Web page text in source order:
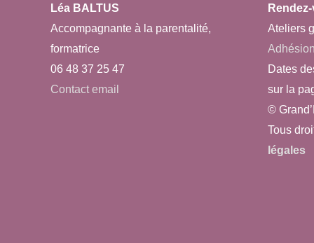
Léa BALTUS
Accompagnante à la parentalité,
formatrice
06 48 37 25 47
Contact email
Ateliers
Adhésion
Dates
sur la
©
Tous
légales